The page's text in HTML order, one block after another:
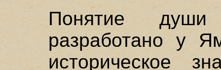
Понятие души
разработано у
историческое